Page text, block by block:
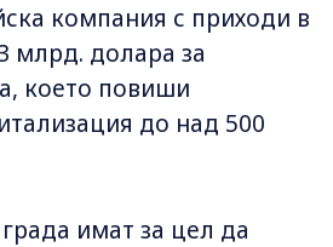
компания с приходи в
млрд. долара за
което повиши
до над 500
имат за цел да